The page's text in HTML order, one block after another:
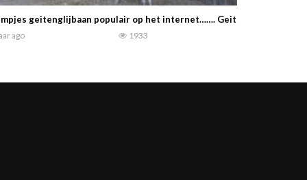
geitenglijbaan populair op het internet……. Geitenhouder
ago 1933